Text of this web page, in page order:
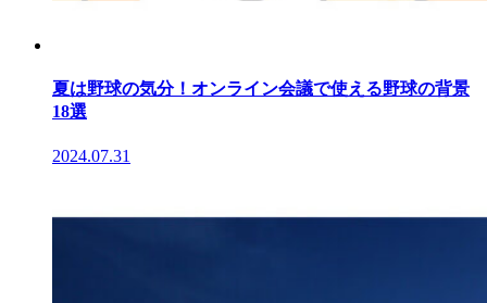
夏は野球の気分！オンライン会議で使える野球の背景
18選
2024.07.31